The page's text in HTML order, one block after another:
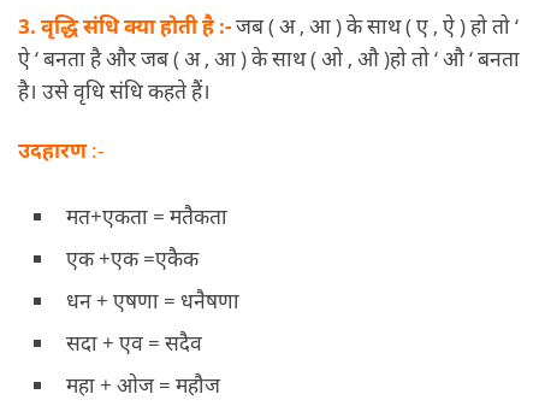
3. वृद्धि संधि क्या होती है :-जब ( अ , आ ) के साथ ( ए , ऐ ) हो तो ‘
ऐ ‘ बनता है और जब ( अ , आ ) के साथ ( ओ , औ )हो तो ‘ औ ‘ बनता
है। उसे वृधि संधि कहते हैं।
उदहारण:-
मत+एकता = मतैकता
एक +एक =एकैक
धन + एषणा = धनैषणा
सदा + एव = सदैव
महा + ओज = महौज